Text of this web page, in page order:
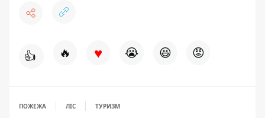
👍 🔥 ♥ 😭 😆 😡
ПОЖЕЖА ЛІС ТУРИЗМ